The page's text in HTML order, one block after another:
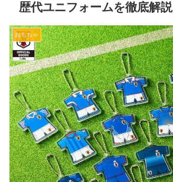
歴代ユニフォームを徹底解説
おもちゃ